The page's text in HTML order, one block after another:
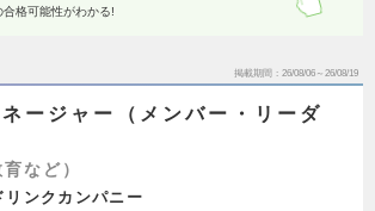
合格可能性がわかる!
掲載期間 26/08/06～26/08/19
ージャー（メンバー・リーダ
など）
リンクカンパニー